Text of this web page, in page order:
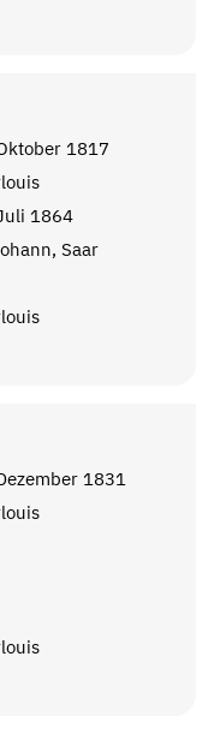
1817
1864
Saar
1831